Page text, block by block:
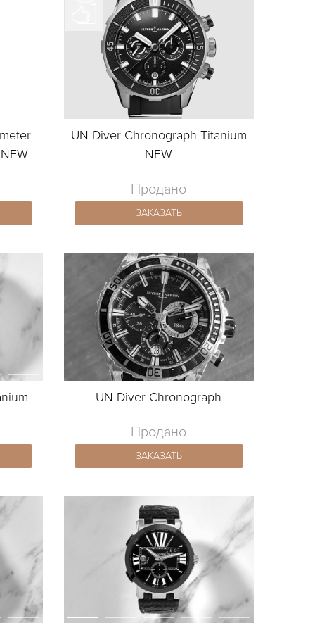
UN Diver Chronograph Titanium
NEW
Продано
ЗАКАЗАТЬ
UN Diver Chronograph
Продано
ЗАКАЗАТЬ